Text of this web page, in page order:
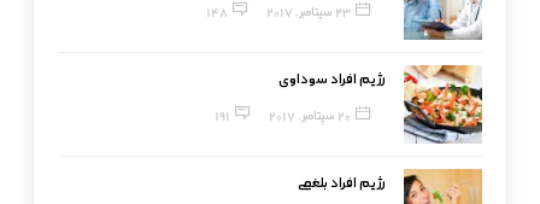
23 سپتامبر, 2017 148
رژیم افراد سوداوی
20 سپتامبر, 2017 191
رژیم افراد بلغمی